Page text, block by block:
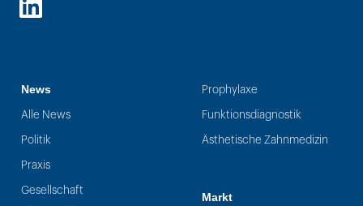
LinkedIn
News
Alle News
Politik
Praxis
Gesellschaft
Prophylaxe
Funktionsdiagnostik
Ästhetische Zahnmedizin
Markt